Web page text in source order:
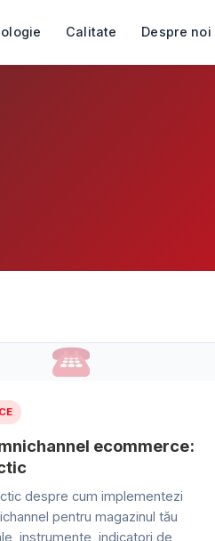
Calitate Despre noi
ecommerce:
despre cum implementezi
pentru magazinul tău
instrumente, indicatori de